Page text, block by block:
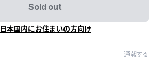
Sold out
日本国内にお住まいの方向け
通報する